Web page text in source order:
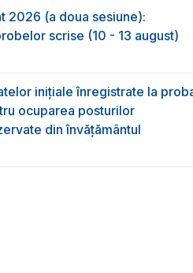
2026 (a doua sesiune):
scrise (10 - 13 august)
inițiale înregistrate la
ocuparea posturilor
din învăţământul